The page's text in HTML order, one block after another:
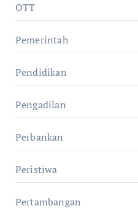
OTT
Pemerintah
Pendidikan
Pengadilan
Perbankan
Peristiwa
Pertambangan